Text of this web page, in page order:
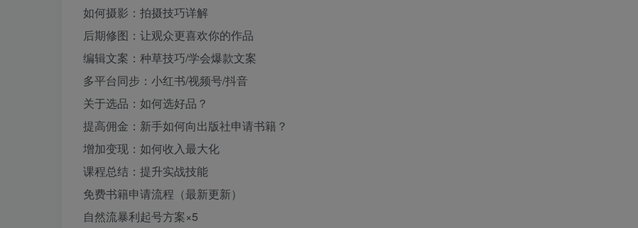
如何摄影：拍摄技巧详解
后期修图：让观众更喜欢你的作品
编辑文案：种草技巧/学会爆款文案
多平台同步：小红书/视频号/抖音
关于选品：如何选好品？
提高佣金：新手如何向出版社申请书籍？
增加变现：如何收入最大化
课程总结：提升实战技能
免费书籍申请流程（最新更新）
自然流暴利起号方案×5